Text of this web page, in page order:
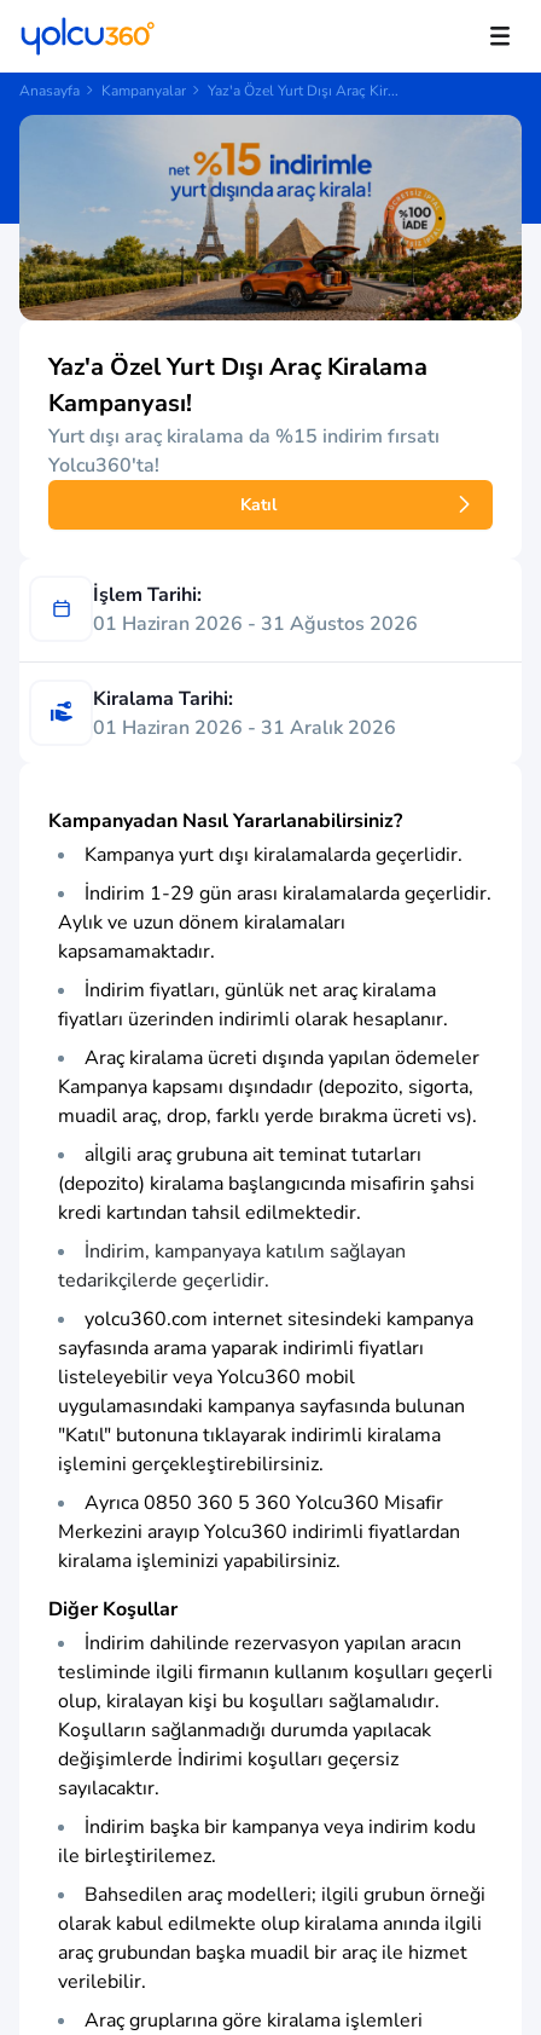
Anasayfa Kampanyalar Yaz'a Özel Yurt Dışı Araç Kir...
Yaz'a Özel Yurt Dışı Araç Kiralama
Kampanyası!
Yurt dışı araç kiralama da %15 indirim fırsatı
Yolcu360'ta!
Katıl
İşlem Tarihi:
01 Haziran 2026 - 31 Ağustos 2026
Kiralama Tarihi:
01 Haziran 2026 - 31 Aralık 2026
Kampanyadan Nasıl Yararlanabilirsiniz?
Kampanya yurt dışı kiralamalarda geçerlidir.
İndirim 1-29 gün arası kiralamalarda geçerlidir.
Aylık ve uzun dönem kiralamaları
kapsamamaktadır.
İndirim fiyatları, günlük net araç kiralama
fiyatları üzerinden indirimli olarak hesaplanır.
Araç kiralama ücreti dışında yapılan ödemeler
Kampanya kapsamı dışındadır (depozito, sigorta,
muadil araç, drop, farklı yerde bırakma ücreti vs).
aİlgili araç grubuna ait teminat tutarları
(depozito) kiralama başlangıcında misafirin şahsi
kredi kartından tahsil edilmektedir.
İndirim, kampanyaya katılım sağlayan
tedarikçilerde geçerlidir.
yolcu360.com internet sitesindeki kampanya
sayfasında arama yaparak indirimli fiyatları
listeleyebilir veya Yolcu360 mobil
uygulamasındaki kampanya sayfasında bulunan
"Katıl" butonuna tıklayarak indirimli kiralama
işlemini gerçekleştirebilirsiniz.
Ayrıca 0850 360 5 360 Yolcu360 Misafir
Merkezini arayıp Yolcu360 indirimli fiyatlardan
kiralama işleminizi yapabilirsiniz.
Diğer Koşullar
İndirim dahilinde rezervasyon yapılan aracın
tesliminde ilgili firmanın kullanım koşulları geçerli
olup, kiralayan kişi bu koşulları sağlamalıdır.
Koşulların sağlanmadığı durumda yapılacak
değişimlerde İndirimi koşulları geçersiz
sayılacaktır.
İndirim başka bir kampanya veya indirim kodu
ile birleştirilemez.
Bahsedilen araç modelleri; ilgili grubun örneği
olarak kabul edilmekte olup kiralama anında ilgili
araç grubundan başka muadil bir araç ile hizmet
verilebilir.
Araç gruplarına göre kiralama işlemleri